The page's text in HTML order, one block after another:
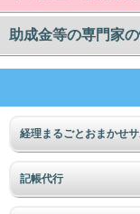
助成金等の専門家
経理まるごとおまかせ
記帳代行